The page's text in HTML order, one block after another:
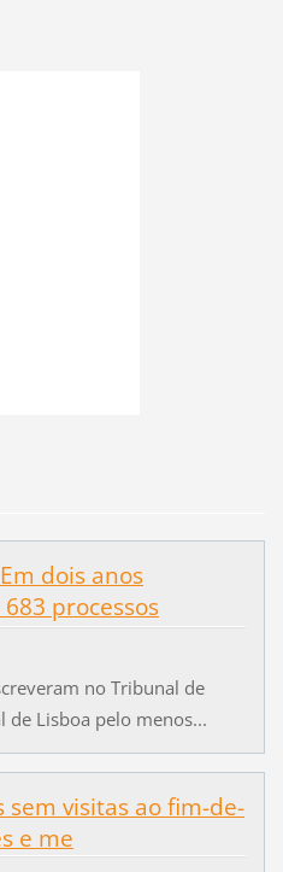
dois anos
processos
no Tribunal de
de Lisboa pelo menos...
sem visitas ao fim-de-
e me